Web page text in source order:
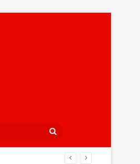
Buscar
por